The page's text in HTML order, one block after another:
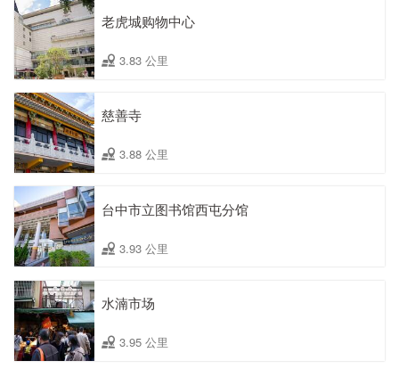
老虎城购物中心
3.83 公里
慈善寺
3.88 公里
台中市立图书馆西屯分馆
3.93 公里
水湳市场
3.95 公里